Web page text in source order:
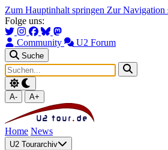
Zum Hauptinhalt springen Zur Navigation
Folge uns:
Community U2 Forum
Suche
A- A+
Home News
U2 Tourarchiv